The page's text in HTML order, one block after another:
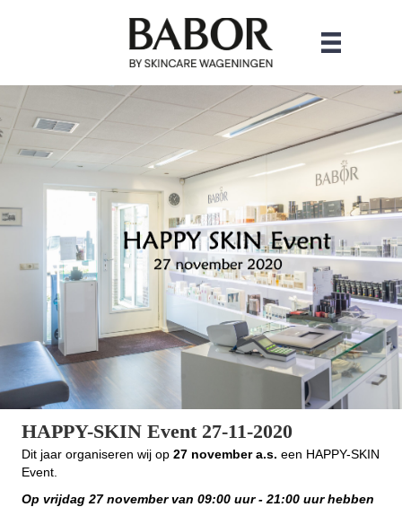
HAPPY-SKIN Event 27-11-2020
Dit jaar organiseren wij op 27 november a.s. een HAPPY-SKIN
Event.
Op vrijdag 27 november van 09:00 uur - 21:00 uur hebben